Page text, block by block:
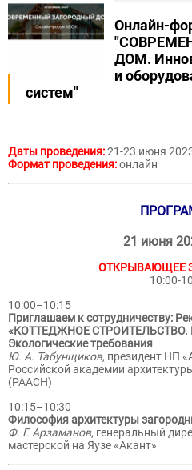
Онлайн-
ДОМ.
и
систем"
Даты проведения:21-23 июня
Формат проведения:онлайн
21 июня
ОТКРЫВАЮЩЕЕ
10:00-
10:00–10:15
Приглашаем к сотрудничеству:
«КОТТЕДЖНОЕ СТРОИТЕЛЬСТВО.
Экологические требования
Ю. А. Табунщиков, президент НП
Российской академии
(РААСН)
10:15–10:30
Философия архитектуры
Ф. Г. Арзаманов, генеральный
мастерской на Яузе «Акант»